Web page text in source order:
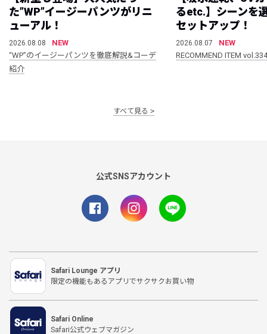
た”WP”イージーパンツがリニ
ューアル！
2026.08.08
NEW
“WP”のイージーパンツを徹底解説&コーデ
紹介
るetc.】シーンを
セットアップ！
2026.08.07
NEW
RECOMMEND ITEM vol.334
すべて見る
公式SNSアカウント
Safari Lounge アプリ
限定の機能もあるアプリでサクサクお買い物
Safari Online
Safari公式ウェブマガジン